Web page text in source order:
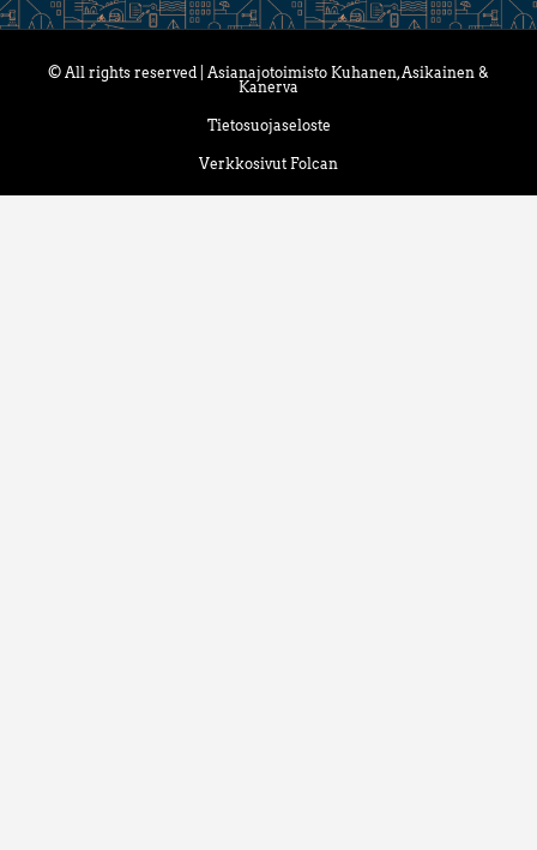
© All rights reserved | Asianajotoimisto Kuhanen, Asikainen &
Kanerva
Tietosuojaseloste
Verkkosivut Folcan